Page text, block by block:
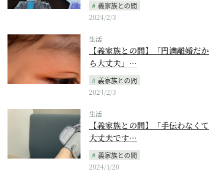
義家族との間
2024/2/3
生活
【義家族との間】「円満離婚だか
ら大丈夫」…
義家族との間
2024/2/3
生活
【義家族との間】「手伝わなくて
大丈夫です…
義家族との間
2024/1/20